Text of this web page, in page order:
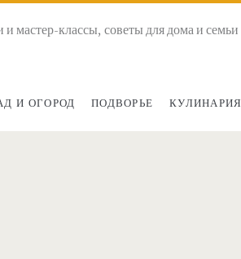
мастер-классы, советы для дома и семьи
И ОГОРОД ПОДВОРЬЕ КУЛИНАРИЯ